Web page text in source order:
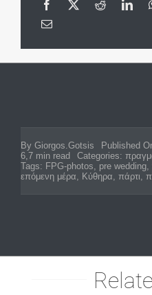
By Giorgos.Gotsis
Published
6,7 min read
Categories:
Tags: FPG-photos, pre wedding,
επόμενη μέρα, Κύθηρα, πάρτι,